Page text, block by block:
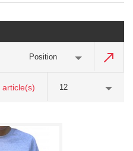
Position
article(s) 12